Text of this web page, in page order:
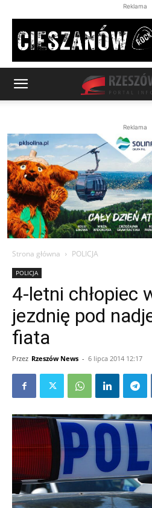
Reklama
Reklama
Strona główna POLICJA
POLICJA
4-letni chłopiec
jezdnię pod
fiata
Przez Rzeszów News - 6 lipca 2014 12:17